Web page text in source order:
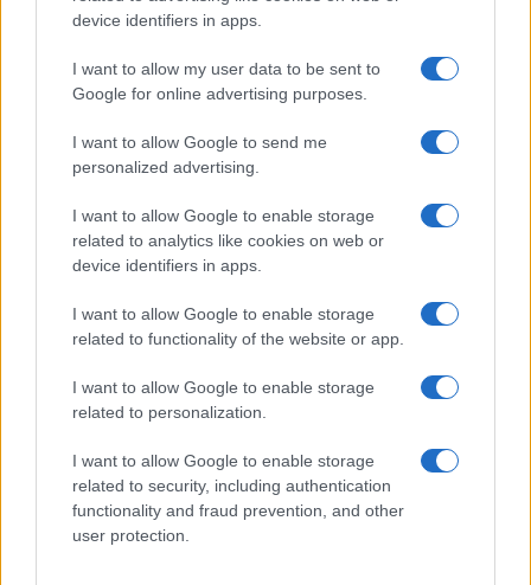
device identifiers in apps.
I want to allow my user data to be sent to
Google for online advertising purposes.
I want to allow Google to send me
personalized advertising.
I want to allow Google to enable storage
related to analytics like cookies on web or
device identifiers in apps.
I want to allow Google to enable storage
related to functionality of the website or app.
I want to allow Google to enable storage
related to personalization.
I want to allow Google to enable storage
related to security, including authentication
functionality and fraud prevention, and other
user protection.